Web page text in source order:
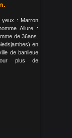
yeux : Marron
Allure :
de 36ans.
en
de banlieue
plus de